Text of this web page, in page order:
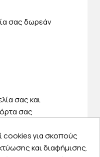
σας δωρεάν
σας και
σας
cookies για σκοπούς
και διαφήμισης.